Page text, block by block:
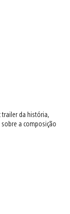
trailer da história,
a composição